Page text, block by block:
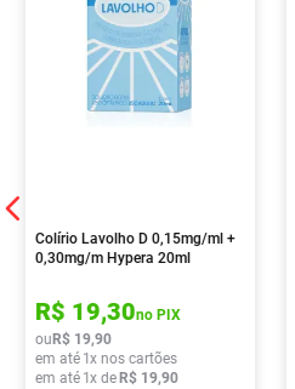
Colírio Lavolho D 0,15mg/ml +
0,30mg/m Hypera 20ml
R$ 19,30no PIX
ou R$ 19,90
em até 1x nos cartões
em até 1x de R$ 19,90